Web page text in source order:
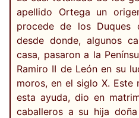
apellido Ortega un
procede de los Duques
desde donde, algunos
casa, pasaron a la
Ramiro II de León en su
moros, en el siglo X. Este
esta ayuda, dio en
caballeros a su hija